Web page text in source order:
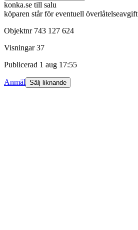
konka.se till salu
köparen står för eventuell överlåtelseavgift
Objektnr 743 127 624
Visningar 37
Publicerad 1 aug 17:55
Anmäl Sälj liknande